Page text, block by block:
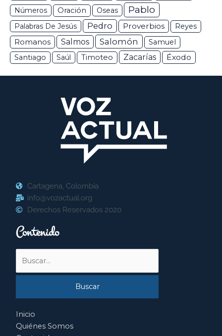
Números Oración Oseas Pablo
Palabras De Jesús Pedro Proverbios Reyes
Romanos Salmos Salomón
Samuel
Santiago
Saúl Timoteo Zacarías Éxodo
Cartagena, Colombia
info@vozactual.org
Derechos Reservados 2020
Contenido
por:
Inicio
Quiénes Somos